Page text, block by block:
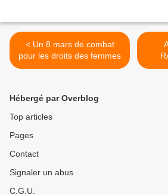
< Un 8 mars de combat
pour les droits des femmes
Hébergé par Overblog
Top articles
Pages
Contact
Signaler un abus
C.G.U.